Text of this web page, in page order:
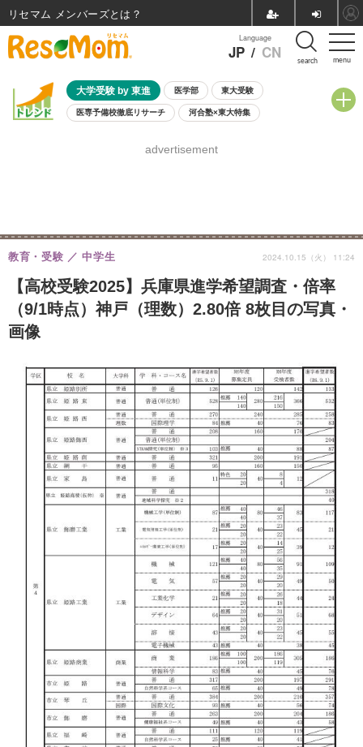
menu
Language
JP / CN search
大学受験 by 東進 医学部 東大受験
医専予備校徹底リサーチ 河合塾×東大特集
8月開催学校説明会・相談会
advertisement
【高校受験2025】兵庫県進学希望調査・倍率
（9/1時点）神戸（理数）2.80倍 8枚目の写真・
画像
教育・受験 中学生 2024.10.15（火） 11:24
リセマム メンバーズ